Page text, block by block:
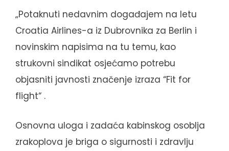
„Potaknuti nedavnim događajem na letu
Croatia Airlines-a iz Dubrovnika za Berlin i
novinskim napisima na tu temu, kao
strukovni sindikat osjećamo potrebu
objasniti javnosti značenje izraza “Fit for
flight“ .
Osnovna uloga i zadaća kabinskog osoblja
zrakoplova je briga o sigurnosti i zdravlju